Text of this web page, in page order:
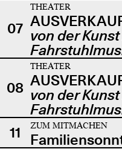
07
THEATER
von der
08
THEATER
von der
11
ZUM MITMACHEN